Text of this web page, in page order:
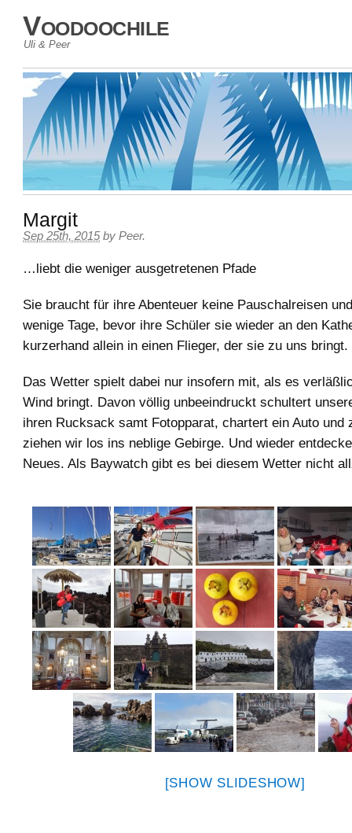
Voodoochile
Uli & Peer
Margit
Sep 25th, 2015 by Peer.
…liebt die weniger ausgetretenen Pfade
Sie braucht für ihre Abenteuer keine Pauschalreisen
wenige Tage, bevor ihre Schüler sie wieder an den
kurzerhand allein in einen Flieger, der sie zu uns bringt.
Das Wetter spielt dabei nur insofern mit, als es
Wind bringt. Davon völlig unbeeindruckt schultert
ihren Rucksack samt Fotopparat, chartert ein Auto und
ziehen wir los ins neblige Gebirge. Und wieder
Neues. Als Baywatch gibt es bei diesem Wetter nicht
[SHOW SLIDESHOW]